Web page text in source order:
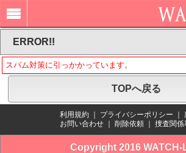
ERROR!!
スパム対策に引っかかっています。
TOPへ戻る
利用規約 プライバシーポリシー
お問い合わせ
削除依頼 捜査関係
Copyright 2016 WATCH-